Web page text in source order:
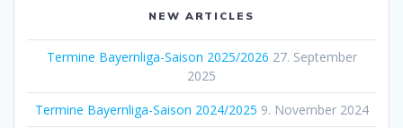
NEW ARTICLES
Termine Bayernliga-Saison 2025/2026 27. September
2025
Termine Bayernliga-Saison 2024/2025 9. November 2024